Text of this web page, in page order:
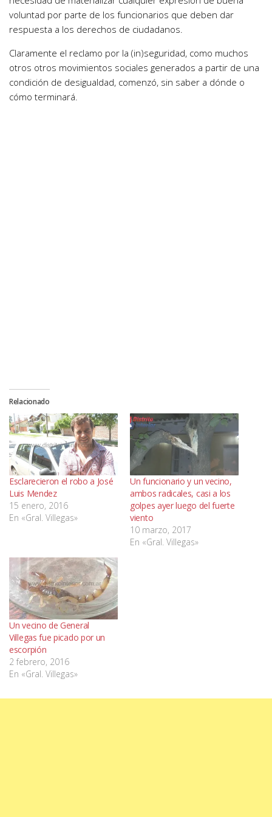
voluntad por parte de los funcionarios que deben dar
respuesta a los derechos de ciudadanos.
Claramente el reclamo por la (in)seguridad, como muchos
otros otros movimientos sociales generados a partir de una
condición de desigualdad, comenzó, sin saber a dónde o
cómo terminará.
Relacionado
Esclarecieron el robo a José
Luis Mendez
15 enero, 2016
En «Gral. Villegas»
Un funcionario y un vecino,
ambos radicales, casi a los
golpes ayer luego del fuerte
viento
10 marzo, 2017
En «Gral. Villegas»
Un vecino de General
Villegas fue picado por un
escorpión
2 febrero, 2016
En «Gral. Villegas»